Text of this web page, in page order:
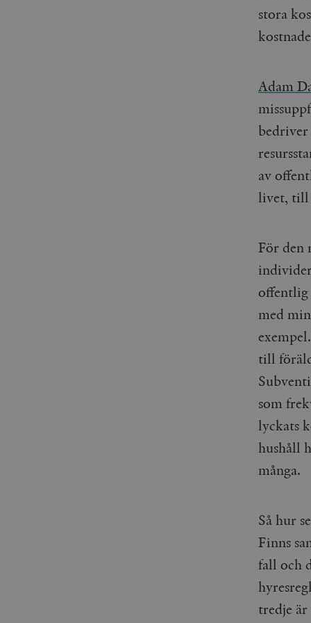
stora
Adam
av
livet, till
För den
offentlig
med
till
som
lyckats
hushåll
många.
Så hur
Finns
fall och
tredje är
_gat_UA-19195086-1
_ga_YBG49SLCTY
_hjSessionUser_675006